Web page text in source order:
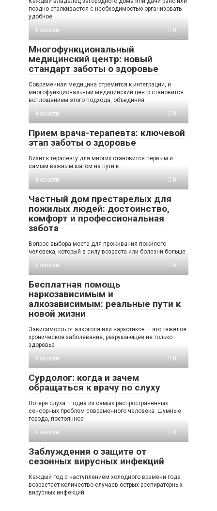
поздно сталкивается с необходимостью организовать
удобное
Новости
0
Многофункциональный
медицинский центр: новый
стандарт заботы о здоровье
Современная медицина стремится к интеграции, и
многофункциональный медицинский центр становится
воплощением этого подхода, объединяя
Новости
0
Прием врача-терапевта: ключевой
этап заботы о здоровье
Визит к терапевту для многих становится первым и
самым важным шагом на пути к
Новости
0
Частный дом престарелых для
пожилых людей: достоинство,
комфорт и профессиональная
забота
Вопрос выбора места для проживания пожилого
человека, который в силу возраста или болезни больше
Новости
0
Бесплатная помощь
наркозависимым и
алкозависимым: реальные пути к
новой жизни
Зависимость от алкоголя или наркотиков — это тяжёлое
хроническое заболевание, разрушающее не только
здоровье
Новости
0
Сурдолог: когда и зачем
обращаться к врачу по слуху
Потеря слуха — одна из самых распространённых
сенсорных проблем современного человека. Шумные
города, постоянное
Новости
0
Заблуждения о защите от
сезонных вирусных инфекций
Каждый год с наступлением холодного времени года
возрастает количество случаев острых респираторных
вирусных инфекций.